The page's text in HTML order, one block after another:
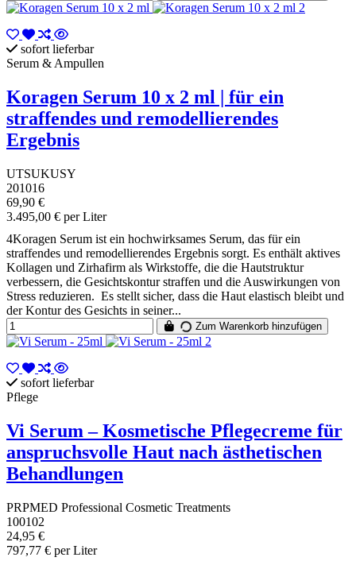
sofort lieferbar
Serum & Ampullen
Koragen Serum 10 x 2 ml | für ein
straffendes und remodellierendes
Ergebnis
UTSUKUSY
201016
69,90 €
3.495,00 € per Liter
4Koragen Serum ist ein hochwirksames Serum, das für ein
straffendes und remodellierendes Ergebnis sorgt. Es enthält aktives
Kollagen und Zirhafirm als Wirkstoffe, die die Hautstruktur
verbessern, die Gesichtskontur straffen und die Auswirkungen von
Stress reduzieren. Es stellt sicher, dass die Haut elastisch bleibt und
der Kontur des Gesichts in seiner...
Zum Warenkorb hinzufügen
sofort lieferbar
Pflege
Vi Serum – Kosmetische Pflegecreme für
anspruchsvolle Haut nach ästhetischen
Behandlungen
PRPMED Professional Cosmetic Treatments
100102
24,95 €
797,77 € per Liter